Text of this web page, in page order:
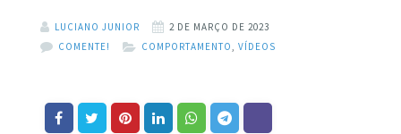
LUCIANO JUNIOR
2 DE MARÇO DE 2023
COMENTE!
COMPORTAMENTO VÍDEOS